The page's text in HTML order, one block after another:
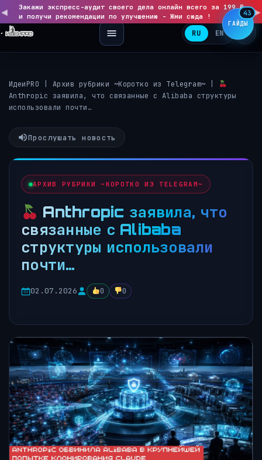
◀
Закажи экспресс-аудит своего дела онлайн всего за 199 ₽
и получи рекомендации по улучшению - Жми сюда !
▶
RU EN
ИдеиPRO Архив рубрики ~Коротко из Telegram~
Anthropic заявила, что связанные с Alibaba структуры
использовали почти…
Прослушать новость
АРХИВ РУБРИКИ ~КОРОТКО ИЗ TELEGRAM~
Anthropic заявила, что
связанные с Alibaba
структуры использовали
почти…
02.07.2026 0 0
ГАЙДЫ
43